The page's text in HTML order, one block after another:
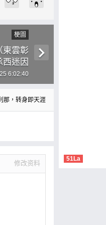
梗圖
東雲彰
迷因
6:02:40
那，转身即天涯
修改资料
51La